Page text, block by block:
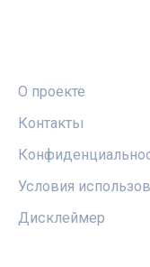
О проекте
Контакты
Условия
Дисклеймер